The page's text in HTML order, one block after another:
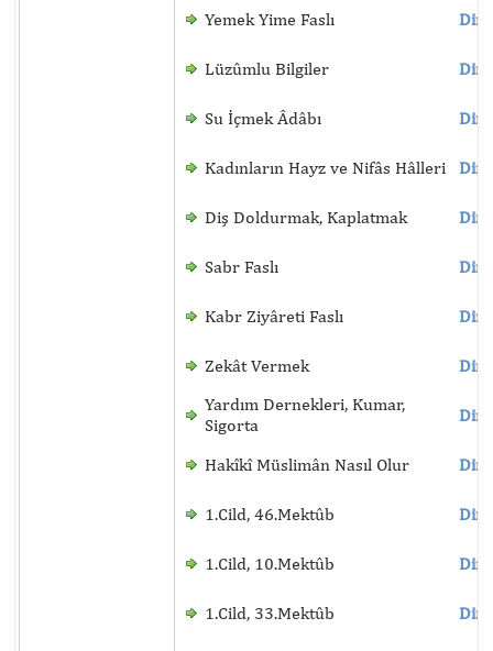
Yemek Yime Faslı
Lüzûmlu Bilgiler
Su İçmek Âdâbı
Kadınların Hayz ve Nifâs Hâlleri
Diş Doldurmak, Kaplatmak
Sabr Faslı
Kabr Ziyâreti Faslı
Zekât Vermek
Yardım Dernekleri, Kumar,
Sigorta
Hakîkî Müslimân Nasıl Olur
1.Cild, 46.Mektûb
1.Cild, 10.Mektûb
1.Cild, 33.Mektûb